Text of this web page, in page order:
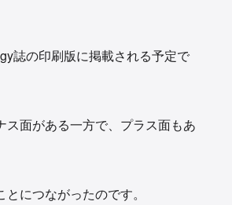
誌の印刷版に掲載される予定で
面がある一方で、プラス面もあ
につながったのです。